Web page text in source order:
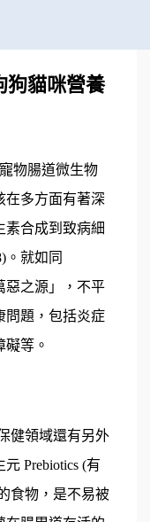
狗貓咪營養
物腸道微生物
在多方面有著深
素合成到致病細
。就如同
惡之源」，不平
問題，包括炎症
等。
健領域還有另外
Prebiotics (有
食物，是不易被